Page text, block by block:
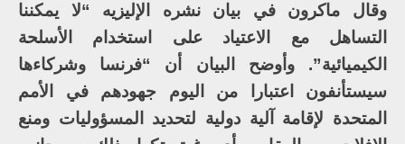
وقال ماكرون في بيان نشره الإليزيه “لا يمكننا
التساهل مع الاعتياد على استخدام الأسلحة
الكيميائية”. وأوضح البيان أن “فرنسا وشركاءها
سيستأنفون اعتبارا من اليوم جهودهم في الأمم
المتحدة لإقامة آلية دولية لتحديد المسؤوليات ومنع